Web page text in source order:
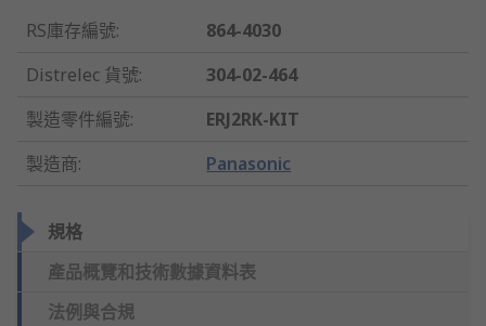
RS庫存編號:
864-4030
Distrelec 貨號:
304-02-464
製造零件編號:
ERJ2RK-KIT
製造商: Panasonic
規格
產品概覽和技術數據資料表
法例與合規